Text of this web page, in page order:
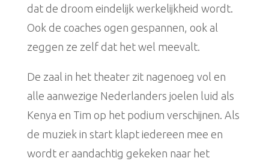
dat de droom eindelijk werkelijkheid wordt.
Ook de coaches ogen gespannen, ook al
zeggen ze zelf dat het wel meevalt.
De zaal in het theater zit nagenoeg vol en
alle aanwezige Nederlanders joelen luid als
Kenya en Tim op het podium verschijnen. Als
de muziek in start klapt iedereen mee en
wordt er aandachtig gekeken naar het